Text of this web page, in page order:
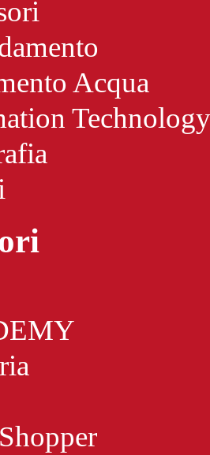
Acqua
Technology